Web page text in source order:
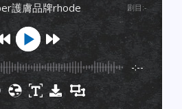
護膚品牌rhode 剧目 :-
-:--